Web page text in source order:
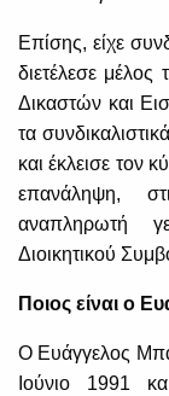
Επίσης, είχε
διετέλεσε
Δικαστών και
τα
και έκλεισε τον
επανάληψη,
αναπληρωτή
Διοικητικού
Ποιος είναι ο
Ο Ευάγγελος
Ιούνιο 1991